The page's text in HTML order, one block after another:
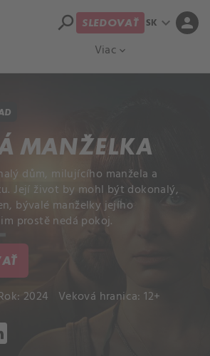
Viac expand_more
search SLEDOVAŤ SK expand_more person
MANŽELKA
dům, milujícího manžela a
Její život by mohl být dokonalý,
bývalé manželky jejího
prostě nedá pokoj.
2024 Veková hranica: 12+